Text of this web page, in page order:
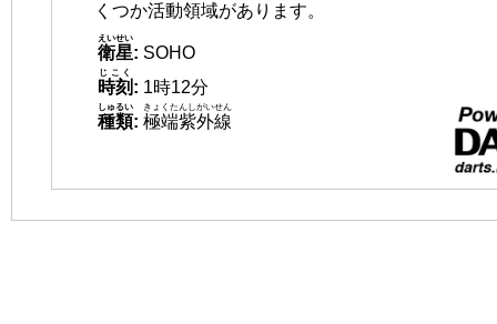
くつか活動領域があります。
衛星
えいせい
: SOHO
時刻
じこく
: 1時12分
種類
しゅるい
: 極端紫外線
きょくたんしがいせん